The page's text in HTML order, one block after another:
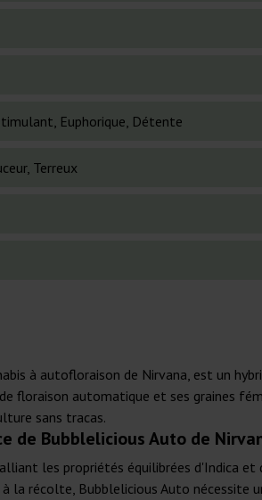
Euphorique, Détente
Terreux
à autofloraison de Nirvana, est un
floraison automatique et ses graines
sans tracas.
de Bubblelicious Auto de
les propriétés équilibrées d'Indica
la récolte, Bubblelicious Auto